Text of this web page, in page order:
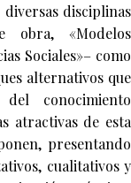
disciplinas
«Modelos
Sociales»– como
alternativos que
conocimiento
atractivas de esta
presentando
cualitativos y